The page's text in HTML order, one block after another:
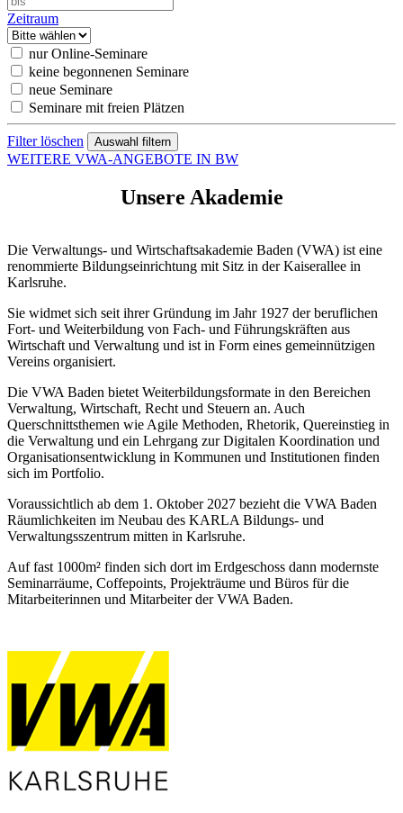
Zeitraum
nur Online-Seminare
keine begonnenen Seminare
neue Seminare
Seminare mit freien Plätzen
Filter löschen
WEITERE VWA-ANGEBOTE IN BW
Unsere Akademie
Die Verwaltungs- und Wirtschaftsakademie Baden (VWA) ist eine
renommierte Bildungseinrichtung mit Sitz in der Kaiserallee in
Karlsruhe.
Sie widmet sich seit ihrer Gründung im Jahr 1927 der beruflichen
Fort- und Weiterbildung von Fach- und Führungskräften aus
Wirtschaft und Verwaltung und ist in Form eines gemeinnützigen
Vereins organisiert.
Die VWA Baden bietet Weiterbildungsformate in den Bereichen
Verwaltung, Wirtschaft, Recht und Steuern an. Auch
Querschnittsthemen wie Agile Methoden, Rhetorik, Quereinstieg in
die Verwaltung und ein Lehrgang zur Digitalen Koordination und
Organisationsentwicklung in Kommunen und Institutionen finden
sich im Portfolio.
Voraussichtlich ab dem 1. Oktober 2027 bezieht die VWA Baden
Räumlichkeiten im Neubau des KARLA Bildungs- und
Verwaltungsszentrum mitten in Karlsruhe.
Auf fast 1000m² finden sich dort im Erdgeschoss dann modernste
Seminarräume, Coffepoints, Projekträume und Büros für die
Mitarbeiterinnen und Mitarbeiter der VWA Baden.